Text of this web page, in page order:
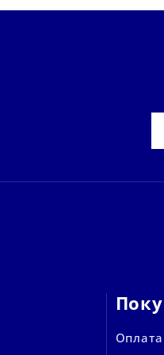
Оплата